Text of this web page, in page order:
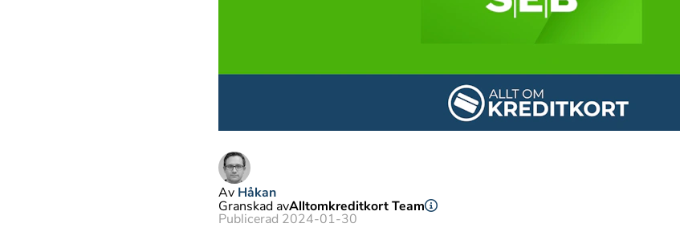
Av Håkan
Granskad avAlltomkreditkort Team
Publicerad 2024-01-30